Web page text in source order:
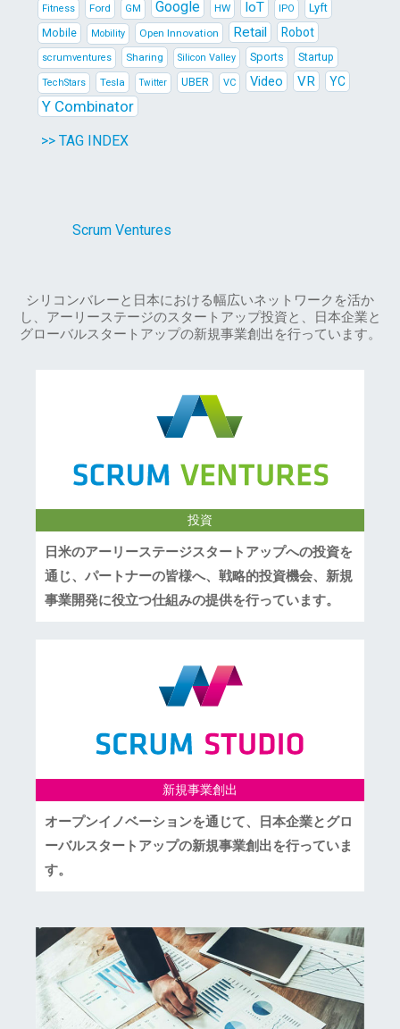
Fitness Ford GM Google HW IoT IPO Lyft
Mobile Mobility Open Innovation Retail Robot
scrumventures Sharing Silicon Valley Sports Startup
TechStars Tesla Twitter UBER VC Video VR YC
Y Combinator
>> TAG INDEX
Scrum Ventures
シリコンバレーと日本における幅広いネットワークを活か
し、アーリーステージのスタートアップ投資と、日本企業と
グローバルスタートアップの新規事業創出を行っています。
投資
日米のアーリーステージスタートアップへの投資を
通じ、パートナーの皆様へ、戦略的投資機会、新規
事業開発に役立つ仕組みの提供を行っています。
新規事業創出
オープンイノベーションを通じて、日本企業とグロ
ーバルスタートアップの新規事業創出を行っていま
す。